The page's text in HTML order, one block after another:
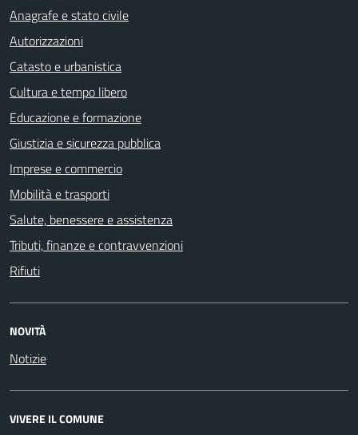
Anagrafe e stato civile
Autorizzazioni
Catasto e urbanistica
Cultura e tempo libero
Educazione e formazione
Giustizia e sicurezza pubblica
Imprese e commercio
Mobilità e trasporti
Salute, benessere e assistenza
Tributi, finanze e contravvenzioni
Rifiuti
NOVITÀ
Notizie
VIVERE IL COMUNE